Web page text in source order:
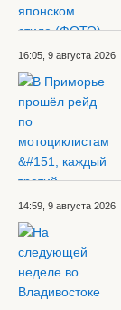
16:05, 9 августа 2026
14:59, 9 августа 2026